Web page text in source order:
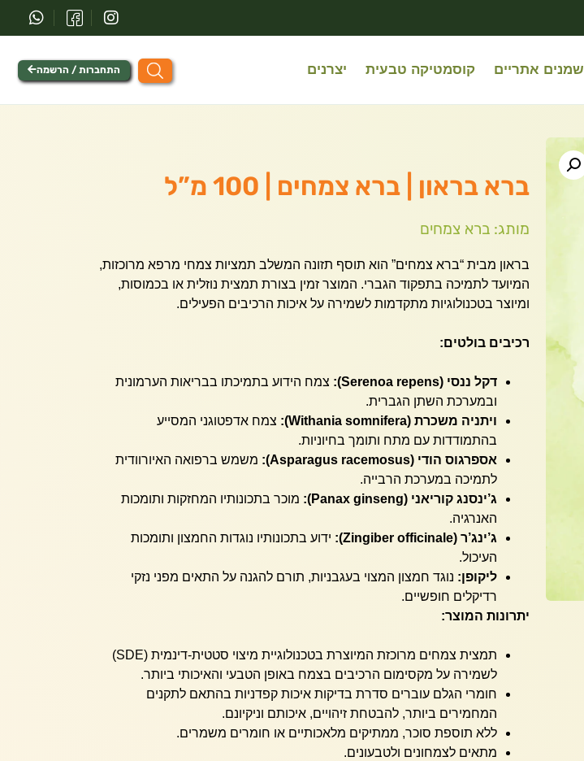
שמנים אתריים קוסמטיקה טבעית יצרנים התחברות / הרשמה
ברא בראון | ברא צמחים | 100 מ”ל
מותג: ברא צמחים
בראון מבית “ברא צמחים” הוא תוסף תזונה המשלב תמציות צמחי מרפא מרוכזות,
המיועד לתמיכה בתפקוד הגברי. המוצר זמין בצורת תמצית נוזלית או בכמוסות,
ומיוצר בטכנולוגיות מתקדמות לשמירה על איכות הרכיבים הפעילים.
רכיבים בולטים:
דקל ננסי (Serenoa repens):
צמח הידוע בתמיכתו בבריאות הערמונית
ובמערכת השתן הגברית.
ויתניה משכרת (Withania somnifera):
צמח אדפטוגני המסייע
בהתמודדות עם מתח ותומך בחיוניות.
אספרגוס הודי (Asparagus racemosus):
משמש ברפואה האיורוודית
לתמיכה במערכת הרבייה.
ג’ינסנג קוריאני (Panax ginseng):
מוכר בתכונותיו המחזקות ותומכות
האנרגיה.
ג’ינג’ר (Zingiber officinale):
ידוע בתכונותיו נוגדות החמצון ותומכות
העיכול.
ליקופן: נוגד חמצון המצוי בעגבניות, תורם להגנה על התאים מפני נזקי
רדיקלים חופשיים.
יתרונות המוצר:
תמצית צמחים מרוכזת המיוצרת בטכנולוגיית מיצוי סטטית-דינמית (SDE)
לשמירה על מקסימום הרכיבים בצמח באופן הטבעי והאיכותי ביותר.
חומרי הגלם עוברים סדרת בדיקות איכות קפדניות בהתאם לתקנים
המחמירים ביותר, להבטחת זיהויים, איכותם וניקיונם.
ללא תוספת סוכר, ממתיקים מלאכותיים או חומרים משמרים.
מתאים לצמחונים ולטבעונים.